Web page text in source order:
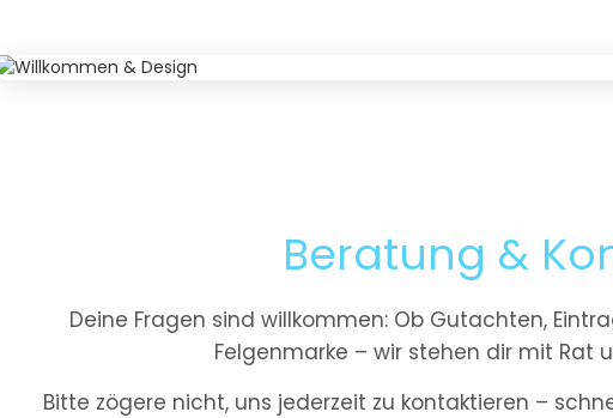
Beratung &
Deine Fragen sind willkommen: Ob Gutachten,
Felgenmarke – wir stehen dir mit Rat
Bitte zögere nicht, uns jederzeit zu kontaktieren –